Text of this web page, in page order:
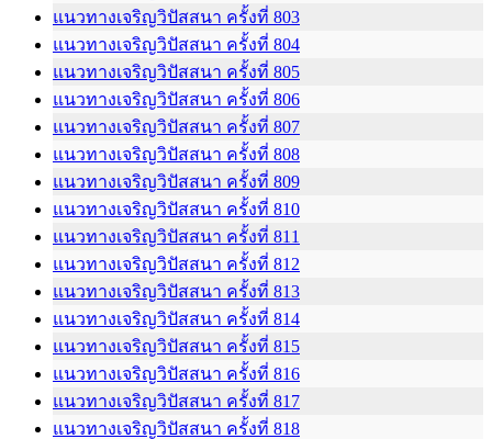
แนวทางเจริญวิปัสสนา ครั้งที่ 803
แนวทางเจริญวิปัสสนา ครั้งที่ 804
แนวทางเจริญวิปัสสนา ครั้งที่ 805
แนวทางเจริญวิปัสสนา ครั้งที่ 806
แนวทางเจริญวิปัสสนา ครั้งที่ 807
แนวทางเจริญวิปัสสนา ครั้งที่ 808
แนวทางเจริญวิปัสสนา ครั้งที่ 809
แนวทางเจริญวิปัสสนา ครั้งที่ 810
แนวทางเจริญวิปัสสนา ครั้งที่ 811
แนวทางเจริญวิปัสสนา ครั้งที่ 812
แนวทางเจริญวิปัสสนา ครั้งที่ 813
แนวทางเจริญวิปัสสนา ครั้งที่ 814
แนวทางเจริญวิปัสสนา ครั้งที่ 815
แนวทางเจริญวิปัสสนา ครั้งที่ 816
แนวทางเจริญวิปัสสนา ครั้งที่ 817
แนวทางเจริญวิปัสสนา ครั้งที่ 818